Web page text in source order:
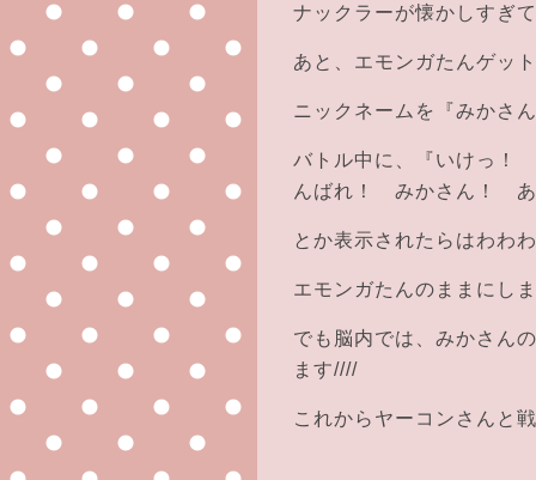
ナックラーが懐かしすぎ
あと、エモンガたんゲッ
ニックネームを『みかさ
バトル中に、『いけっ
んばれ！ みかさん！ あ
とか表示されたらはわわ
エモンガたんのままにし
でも脳内では、みかさん
ます////
これからヤーコンさんと